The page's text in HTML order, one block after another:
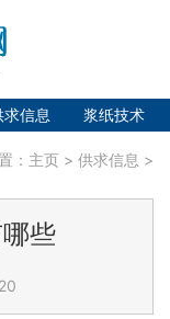
求信息 浆纸技术
： 主页 > 供求信息 >
些